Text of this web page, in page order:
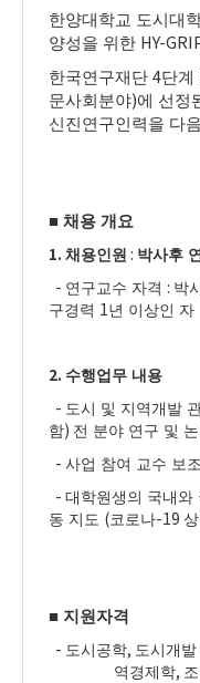
한양대학교 도시대
양성을 위한 HY-
한국연구재단 4단계
문사회분야)에 선정
신진연구인력을 다
■ 채용 개요
1. 채용인원 : 박사후
- 연구교수 자격 : 박
구경력 1년 이상인 자
2. 수행업무 내용
- 도시 및 지역개발
함) 전 분야 연구 및
- 사업 참여 교수 보
- 대학원생의 국내와
동 지도 (코로나-19
■ 지원자격
- 도시공학, 도시개
역경제학,